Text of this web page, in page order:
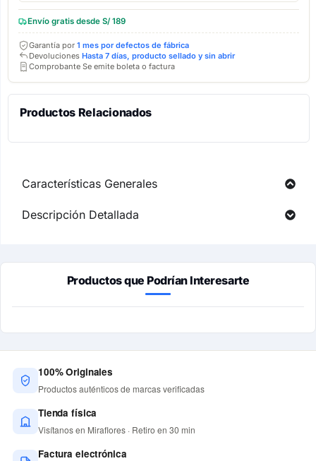
Envío gratis desde S/ 189
Garantía por 1 mes por defectos de fábrica
Devoluciones Hasta 7 días, producto sellado y sin abrir
Comprobante Se emite boleta o factura
Productos Relacionados
Características Generales
Descripción Detallada
Productos que Podrían Interesarte
100% Originales
Productos auténticos de marcas verificadas
Tienda física
Visítanos en Miraflores · Retiro en 30 min
Factura electrónica